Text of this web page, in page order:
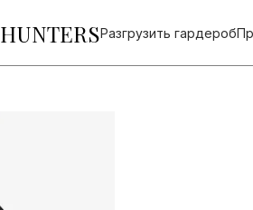
HUNTERSРазгрузить гардероб